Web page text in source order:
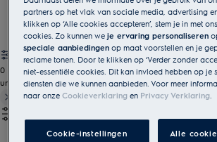
0
undefined
partners op het vlak van sociale media, advertising
klikken op ‘Alle cookies accepteren’, stem je in met
cookies. Zo kunnen weje ervaring personaliseren
speciale aanbiedingen op maat voorstellen en je
reclame tonen. Door te klikken op ‘Verder zonder
niet-essentiële cookies. Dit kan invloed hebben op je
diensten die we kunnen aanbieden. Voor meer
naar onzeCookieverklaring en Privacy Verklaring.
Cookie-instellingen Alle